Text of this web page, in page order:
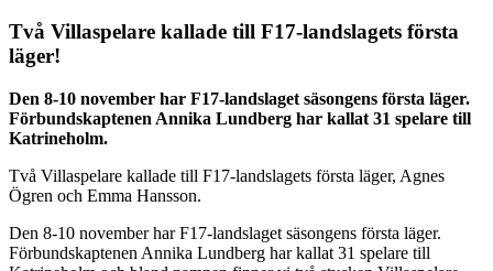
Två Villaspelare kallade till F17-landslagets första
läger!
Den 8-10 november har F17-landslaget säsongens första läger.
Förbundskaptenen Annika Lundberg har kallat 31 spelare till
Katrineholm.
Två Villaspelare kallade till F17-landslagets första läger, Agnes
Ögren och Emma Hansson.
Den 8-10 november har F17-landslaget säsongens första läger.
Förbundskaptenen Annika Lundberg har kallat 31 spelare till